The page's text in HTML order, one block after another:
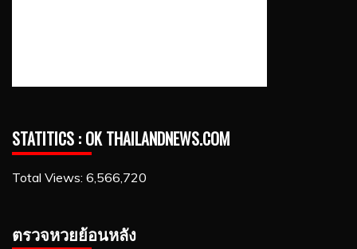
STATITICS : OK THAILANDNEWS.COM
Total Views: 6,566,720
ตรวจหวยย้อนหลัง